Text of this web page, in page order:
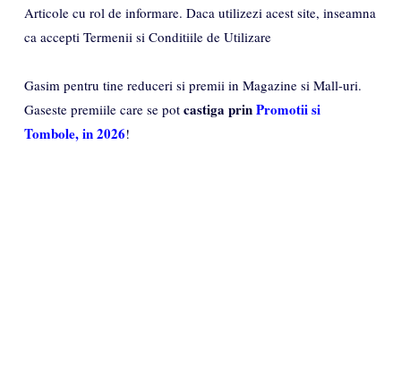
Articole cu rol de informare. Daca utilizezi acest site, inseamna
ca accepti Termenii si Conditiile de Utilizare
Gasim pentru tine reduceri si premii in Magazine si Mall-uri.
Gaseste premiile care se pot castiga prinPromotii si
Tombole, in 2026!